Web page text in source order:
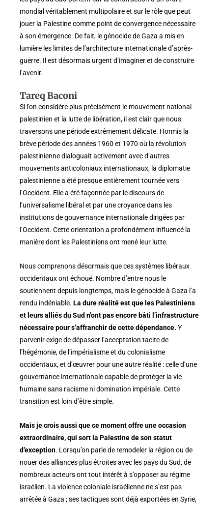
mondial véritablement multipolaire et sur le rôle que peut
jouer la Palestine comme point de convergence nécessaire
à son émergence. De fait, le génocide de Gaza a mis en
lumière les limites de l’architecture internationale d’après-
guerre. Il est désormais urgent d’imaginer et de construire
l’avenir.
Tareq Baconi
Si l’on considère plus précisément le mouvement national
palestinien et la lutte de libération, il est clair que nous
traversons une période extrêmement délicate. Hormis la
brève période des années 1960 et 1970 où la révolution
palestinienne dialoguait activement avec d’autres
mouvements anticoloniaux internationaux, la diplomatie
palestinienne a été presque entièrement tournée vers
l’Occident. Elle a été façonnée par le discours de
l’universalisme libéral et par une croyance dans les
institutions de gouvernance internationale dirigées par
l’Occident. Cette orientation a profondément influencé la
manière dont les Palestiniens ont mené leur lutte.
Nous comprenons désormais que ces systèmes libéraux
occidentaux ont échoué. Nombre d’entre nous le
soutiennent depuis longtemps, mais le génocide à Gaza l’a
rendu indéniable. La dure réalité est que les Palestiniens
et leurs alliés du Sud n’ont pas encore bâti l’infrastructure
nécessaire pour s’affranchir de cette dépendance. Y
parvenir exige de dépasser l’acceptation tacite de
l’hégémonie, de l’impérialisme et du colonialisme
occidentaux, et d’œuvrer pour une autre réalité : celle d’une
gouvernance internationale capable de protéger la vie
humaine sans racisme ni domination impériale. Cette
transition est loin d’être simple.
Mais je crois aussi que ce moment offre une occasion
extraordinaire, qui sort la Palestine de son statut
d’exception. Lorsqu’on parle de remodeler la région ou de
nouer des alliances plus étroites avec les pays du Sud, de
nombreux acteurs ont tout intérêt à s’opposer au régime
israélien. La violence coloniale israélienne ne s’est pas
arrêtée à Gaza ; ses tactiques sont déjà exportées en Syrie,